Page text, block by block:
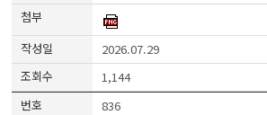
2026.07.29
1,144
836